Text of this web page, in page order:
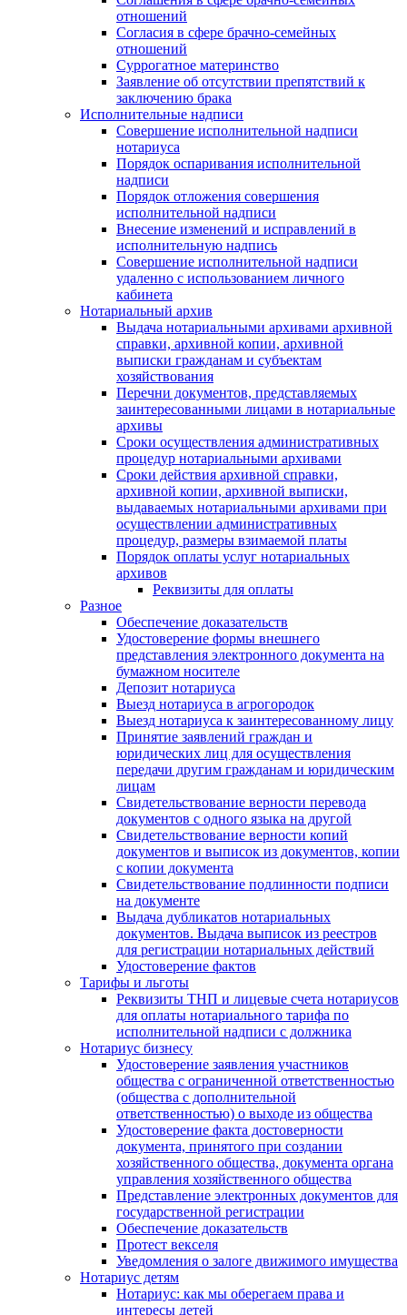
отношений
Согласия в сфере брачно-семейных
отношений
Суррогатное материнство
Заявление об отсутствии препятствий к
заключению брака
Исполнительные надписи
Совершение исполнительной надписи
нотариуса
Порядок оспаривания исполнительной
надписи
Порядок отложения совершения
исполнительной надписи
Внесение изменений и исправлений в
исполнительную надпись
Совершение исполнительной надписи
удаленно с использованием личного
кабинета
Нотариальный архив
Выдача нотариальными архивами архивной
справки, архивной копии, архивной
выписки гражданам и субъектам
хозяйствования
Перечни документов, представляемых
заинтересованными лицами в нотариальные
архивы
Сроки осуществления административных
процедур нотариальными архивами
Сроки действия архивной справки,
архивной копии, архивной выписки,
выдаваемых нотариальными архивами при
осуществлении административных
процедур, размеры взимаемой платы
Порядок оплаты услуг нотариальных
архивов
Реквизиты для оплаты
Разное
Обеспечение доказательств
Удостоверение формы внешнего
представления электронного документа на
бумажном носителе
Депозит нотариуса
Выезд нотариуса в агрогородок
Выезд нотариуса к заинтересованному лицу
Принятие заявлений граждан и
юридических лиц для осуществления
передачи другим гражданам и юридическим
лицам
Свидетельствование верности перевода
документов с одного языка на другой
Свидетельствование верности копий
документов и выписок из документов, копии
с копии документа
Свидетельствование подлинности подписи
на документе
Выдача дубликатов нотариальных
документов. Выдача выписок из реестров
для регистрации нотариальных действий
Удостоверение фактов
Тарифы и льготы
Реквизиты ТНП и лицевые счета нотариусов
для оплаты нотариального тарифа по
исполнительной надписи с должника
Нотариус бизнесу
Удостоверение заявления участников
общества с ограниченной ответственностью
(общества с дополнительной
ответственностью) о выходе из общества
Удостоверение факта достоверности
документа, принятого при создании
хозяйственного общества, документа органа
управления хозяйственного общества
Представление электронных документов для
государственной регистрации
Обеспечение доказательств
Протест векселя
Уведомления о залоге движимого имущества
Нотариус детям
Нотариус: как мы оберегаем права и
интересы детей